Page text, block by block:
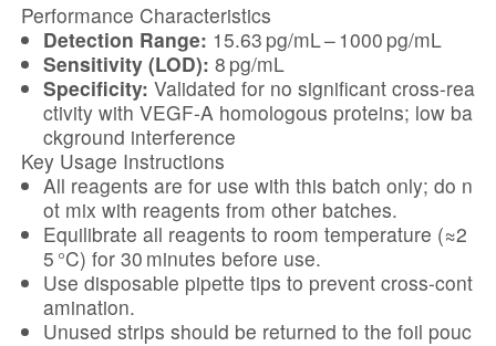
Performance Characteristics
Detection Range: 15.63 pg/mL – 1000 pg/mL
Sensitivity (LOD): 8 pg/mL
Specificity: Validated for no significant cross-rea
ctivity with VEGF-A homologous proteins; low ba
ckground interference
Key Usage Instructions
All reagents are for use with this batch only; do n
ot mix with reagents from other batches.
Equilibrate all reagents to room temperature (≈2
5 °C) for 30 minutes before use.
Use disposable pipette tips to prevent cross-cont
amination.
Unused strips should be returned to the foil pouc